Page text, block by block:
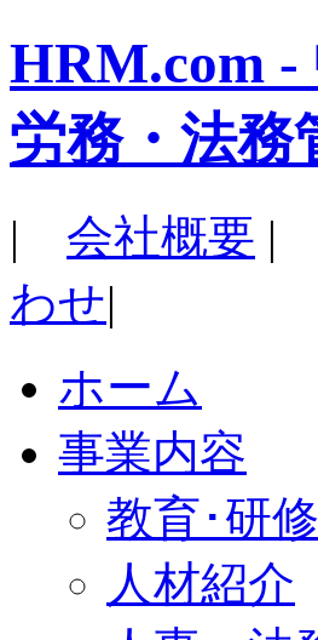
HRM.com -
労務・法務
| 会社概要 |
わせ|
ホーム
事業内容
教育･研修
人材紹介